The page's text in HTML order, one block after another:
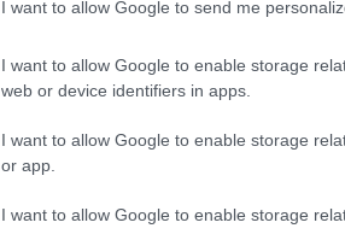
I want to allow Google to send me
I want to allow Google to enable storage
web or device identifiers in apps.
I want to allow Google to enable storage
or app.
I want to allow Google to enable storage
Με αφορμή την
Κατσαφάδου έκανε
προσωπικό της
Instagram,
είναι ένας από